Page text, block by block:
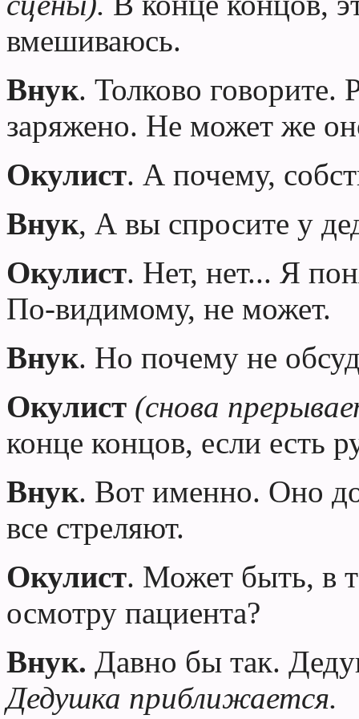
вмешиваюсь.
Внук. Толково говорите.
заряжено. Не может же
Окулист. А почему,
Внук, А вы спросите у
Окулист. Нет, нет... Я
По-видимому, не может.
Внук. Но почему не
Окулист (снова
конце концов, если есть
Внук. Вот именно. Оно
все стреляют.
Окулист. Может быть, в
осмотру пациента?
Внук. Давно бы так.
Дедушка приближается.